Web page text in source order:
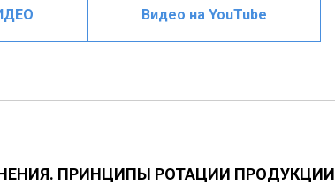
Видео на YouTube
ПРИНЦИПЫ РОТАЦИИ ПРОДУКЦИИ